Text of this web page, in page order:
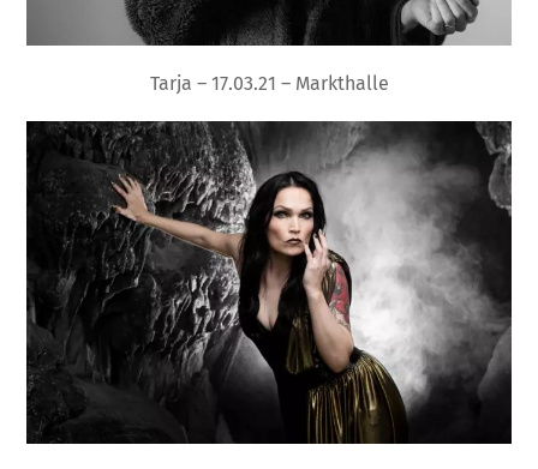
Tarja – 17.03.21 – Markthalle